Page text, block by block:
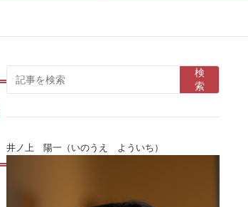
検
索
井ノ上 陽一（いのうえ よういち）